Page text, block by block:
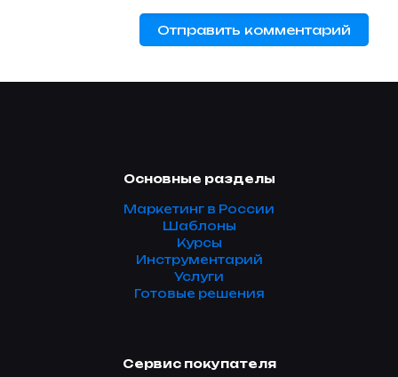
Основные разделы
Маркетинг в России
Шаблоны
Курсы
Инструментарий
Услуги
Готовые решения
Сервис покупателя